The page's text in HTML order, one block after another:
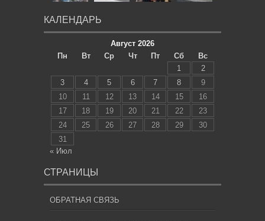
КАЛЕНДАРЬ
Август 2026
Пн
Вт Ср Чт Пт Сб
Вс
1
2
3
4 5 6 7 8
9
10
11 12 13 14 15
16
17
18 19 20 21 22
23
24
25 26 27 28 29
30
31
« Июл
СТРАНИЦЫ
ОБРАТНАЯ СВЯЗЬ